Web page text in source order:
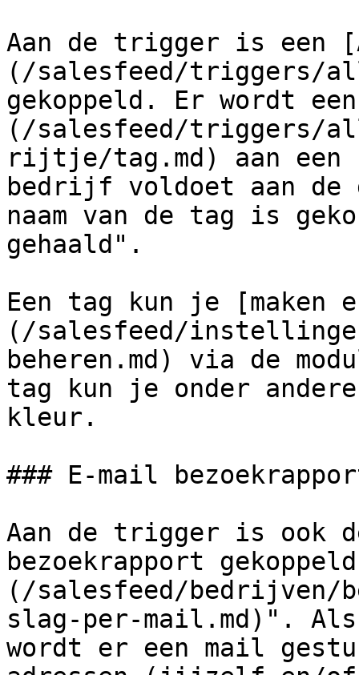
Aan de trigger is een
(/salesfeed/triggers/
gekoppeld. Er wordt
(/salesfeed/triggers/
rijtje/tag.md) aan
bedrijf voldoet aan de
naam van de tag is
gehaald".
Een tag kun je [maken
(/salesfeed/
beheren.md) via de
tag kun je onder
kleur.
### E-mail
Aan de trigger is ook
bezoekrapport
(/salesfeed/bedrijven/
slag-per-mail.md)".
wordt er een mail